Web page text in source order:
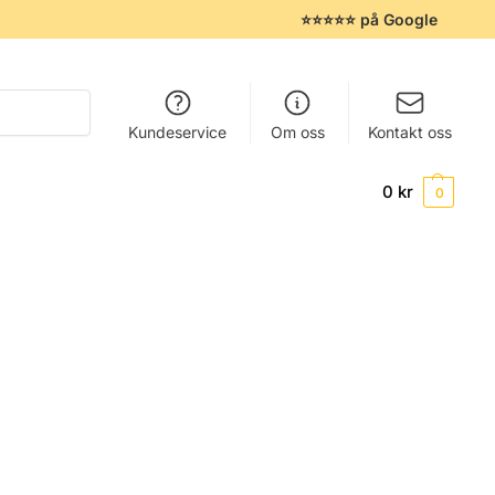
⭐⭐⭐⭐⭐ på Google
Kundeservice Om oss Kontakt oss
0 kr 0